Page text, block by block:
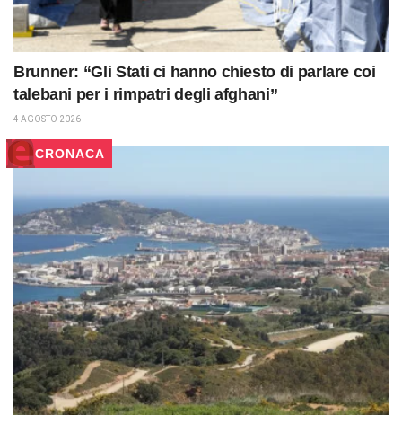
Brunner: “Gli Stati ci hanno chiesto di parlare coi
talebani per i rimpatri degli afghani”
4 AGOSTO 2026
CRONACA